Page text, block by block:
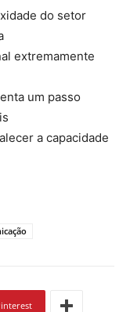
do setor
extremamente
um passo
a capacidade